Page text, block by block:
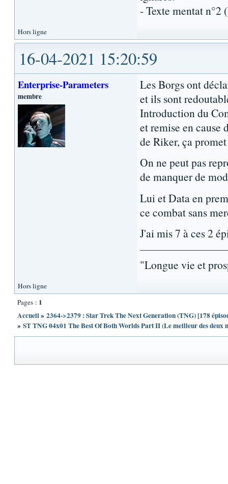
- Texte mentat n°2
Hors ligne
16-04-2021 15:20:59
Enterprise-Parameters
membre
Les Borgs ont
et ils sont
Introduction du
et remise en cause
de Riker, ça
On ne peut pas
de manquer de
Lui et Data en
ce combat sans
J'ai mis 7 à ces 2
"Longue vie et
Hors ligne
Pages : 1
Accueil» 2364->2379 : Star Trek The Next Generation (TNG) [178
» ST TNG 04x01 The Best Of Both Worlds Part II (Le meilleur des deux